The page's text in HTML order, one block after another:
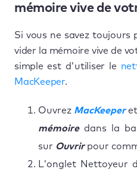
mémoire vive de
Si vous ne savez toujours
vider la mémoire vive de
simple est d'utiliser le
MacKeeper.
Ouvrez MacKeeperet
mémoiredans la
sur Ouvrirpour
L'onglet Nettoyeur